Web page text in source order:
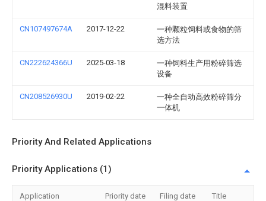
混料装置
CN107497674A 2017-12-22
一种颗粒饲料或食物的筛
选方法
CN222624366U 2025-03-18
一种饲料生产用粉碎筛选
设备
CN208526930U 2019-02-22
一种全自动高效粉碎筛分
一体机
Priority And Related Applications
Priority Applications (1)
Application Priority date Filing date Title